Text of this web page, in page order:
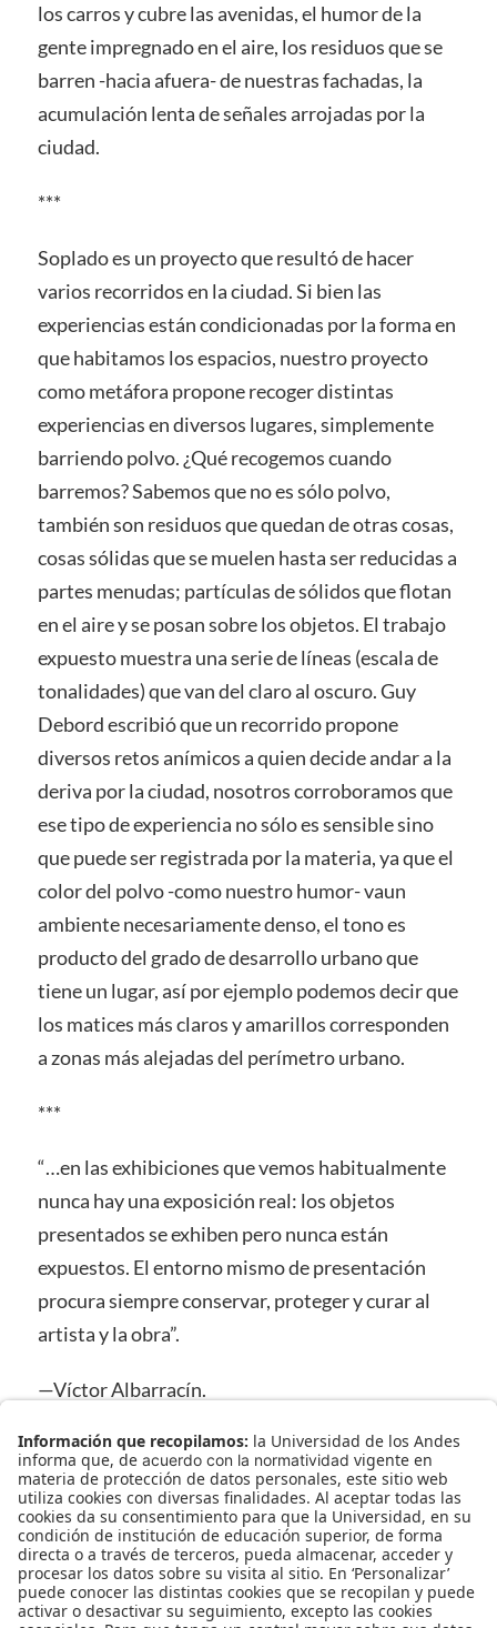
los carros y cubre las avenidas, el humor de la
gente impregnado en el aire, los residuos que se
barren -hacia afuera- de nuestras fachadas, la
acumulación lenta de señales arrojadas por la
ciudad.
***
Soplado es un proyecto que resultó de hacer
varios recorridos en la ciudad. Si bien las
experiencias están condicionadas por la forma en
que habitamos los espacios, nuestro proyecto
como metáfora propone recoger distintas
experiencias en diversos lugares, simplemente
barriendo polvo. ¿Qué recogemos cuando
barremos? Sabemos que no es sólo polvo,
también son residuos que quedan de otras cosas,
cosas sólidas que se muelen hasta ser reducidas a
partes menudas; partículas de sólidos que flotan
en el aire y se posan sobre los objetos. El trabajo
expuesto muestra una serie de líneas (escala de
tonalidades) que van del claro al oscuro. Guy
Debord escribió que un recorrido propone
diversos retos anímicos a quien decide andar a la
deriva por la ciudad, nosotros corroboramos que
ese tipo de experiencia no sólo es sensible sino
que puede ser registrada por la materia, ya que el
color del polvo -como nuestro humor- vaun
ambiente necesariamente denso, el tono es
producto del grado de desarrollo urbano que
tiene un lugar, así por ejemplo podemos decir que
los matices más claros y amarillos corresponden
a zonas más alejadas del perímetro urbano.
***
“…en las exhibiciones que vemos habitualmente
nunca hay una exposición real: los objetos
presentados se exhiben pero nunca están
expuestos. El entorno mismo de presentación
procura siempre conservar, proteger y curar al
artista y la obra”.
—Víctor Albarracín.
Texto de la exposición That happy felling. La
Rebeca, 19 agosto – 11 septiembre , 2004.
septiembre 10, 2009
en2009